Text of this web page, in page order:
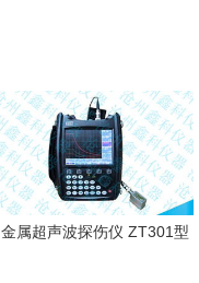
金属超声波探伤仪 ZT301型